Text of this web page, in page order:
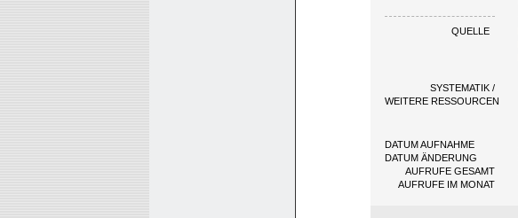
QUELLE
SYSTEMATIK /
WEITERE RESSOURCEN
DATUM AUFNAHME
DATUM ÄNDERUNG
AUFRUFE GESAMT
AUFRUFE IM MONAT